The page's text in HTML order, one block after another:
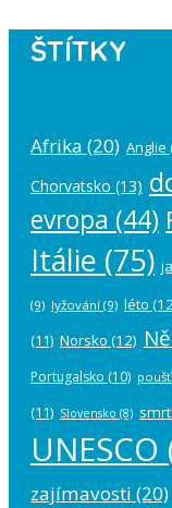
ŠTÍTKY
Afrika (20) Anglie
Chorvatsko (13)
evropa (44)
Itálie (75)
(9) lyžování (9) léto
(11) Norsko (12)
Portugalsko (10) poušť
(11) Slovensko (8) smrt
UNESCO
zajímavosti (20)